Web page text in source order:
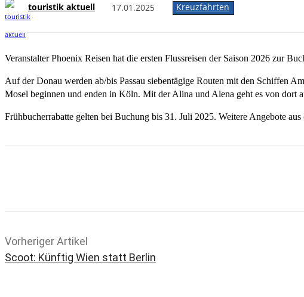
touristik aktuell 17.01.2025 Kreuzfahrten
Veranstalter Phoenix Reisen hat die ersten Flussreisen der Saison 2026 zur
Auf der Donau werden ab/bis Passau siebentägige Routen mit den Schiffen
Mosel beginnen und enden in Köln. Mit der Alina und Alena geht es von dort
Frühbucherrabatte gelten bei Buchung bis 31. Juli 2025. Weitere Angebote
Vorheriger Artikel
Scoot: Künftig Wien statt Berlin